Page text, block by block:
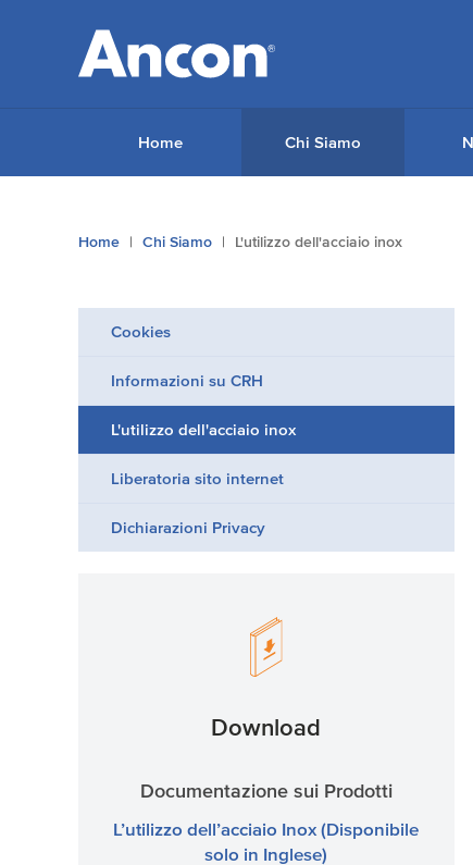
Home Chi Siamo
Tu
Home Chi Siamo L'utilizzo dell'acciaio inox
Cookies
Informazioni su CRH
L'utilizzo dell'acciaio inox
Liberatoria sito internet
Dichiarazioni Privacy
Download
Documentazione sui Prodotti
L’utilizzo dell’acciaio Inox (Disponibile
solo in Inglese)